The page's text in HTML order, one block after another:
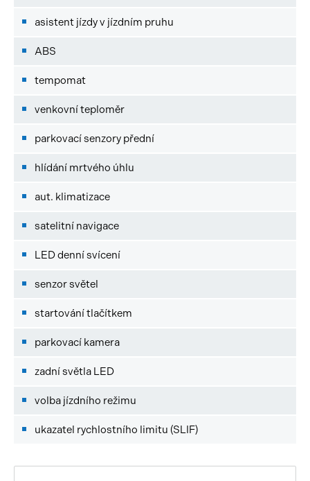
asistent jízdy v jízdním pruhu
ABS
tempomat
venkovní teploměr
parkovací senzory přední
hlídání mrtvého úhlu
aut. klimatizace
satelitní navigace
LED denní svícení
senzor světel
startování tlačítkem
parkovací kamera
zadní světla LED
volba jízdního režimu
ukazatel rychlostního limitu (SLIF)